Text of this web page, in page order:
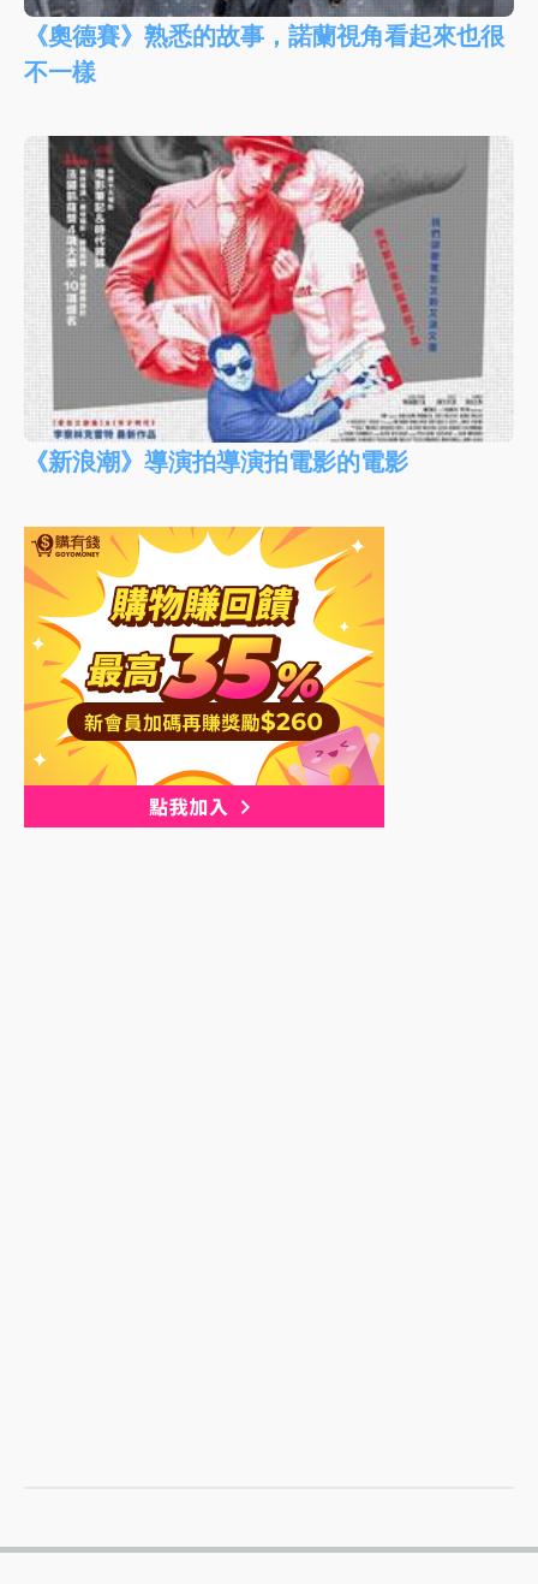
《奧德賽》熟悉的故事，諾蘭視角看起來也很
不一樣
《新浪潮》導演拍導演拍電影的電影